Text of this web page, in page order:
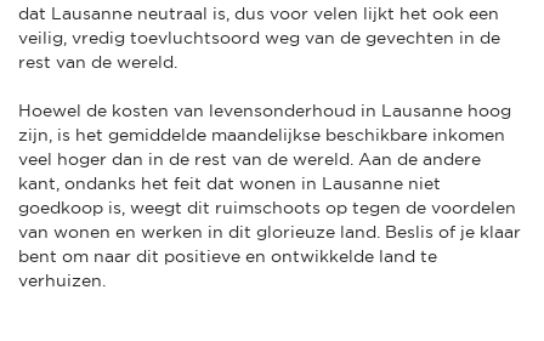
dat Lausanne neutraal is, dus voor velen lijkt het ook een
veilig, vredig toevluchtsoord weg van de gevechten in de
rest van de wereld.
Hoewel de kosten van levensonderhoud in Lausanne hoog
zijn, is het gemiddelde maandelijkse beschikbare inkomen
veel hoger dan in de rest van de wereld. Aan de andere
kant, ondanks het feit dat wonen in Lausanne niet
goedkoop is, weegt dit ruimschoots op tegen de voordelen
van wonen en werken in dit glorieuze land. Beslis of je klaar
bent om naar dit positieve en ontwikkelde land te
verhuizen.